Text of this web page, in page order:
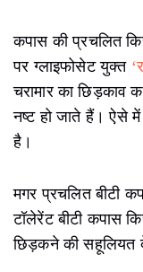
कपास की प्रचलित
पर ग्लाइफोसेट युक्त
चरामार का छिड़काव
नष्ट हो जाते हैं। ऐसे
है।
मगर प्रचलित बीटी
टॉलेरेंट बीटी कपास
छिड़कने की सहूलियत